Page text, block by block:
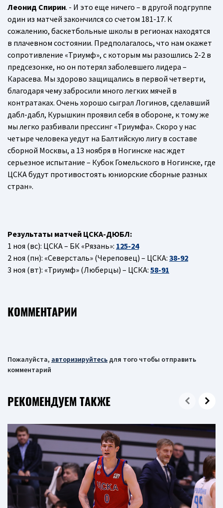
Леонид Спирин. - И это еще ничего – в другой подгруппе
один из матчей закончился со счетом 181-17. К
сожалению, баскетбольные школы в регионах находятся
в плачевном состоянии. Предполагалось, что нам окажет
сопротивление «Триумф», с которым мы разошлись 2-2 в
предсезонке, но он потерял заболевшего лидера –
Карасева. Мы здорово защищались в первой четверти,
благодаря чему забросили много легких мячей в
контратаках. Очень хорошо сыграл Логинов, сделавший
дабл-дабл, Курышкин проявил себя в обороне, к тому же
мы легко разбивали прессинг «Триумфа». Скоро у нас
четыре человека уедут на Балтийскую лигу в составе
сборной Москвы, а 13 ноября в Ногинске нас ждет
серьезное испытание – Кубок Гомельского в Ногинске, где
ЦСКА будут противостоять юниорские сборные разных
стран».
Результаты матчей ЦСКА-ДЮБЛ:
1 ноя (вс): ЦСКА – БК «Рязань»: 125-24
2 ноя (пн): «Северсталь» (Череповец) – ЦСКА: 38-92
3 ноя (вт): «Триумф» (Люберцы) – ЦСКА: 58-91
КОММЕНТАРИИ
Пожалуйста, авторизируйтесь для того чтобы отправить
комментарий
РЕКОМЕНДУЕМ ТАКЖЕ